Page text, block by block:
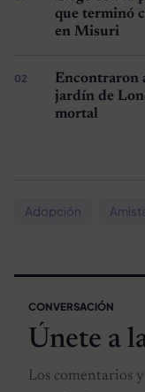
que terminó
en Misuri
Encontraron
jardín de
mortal
Adopción
CONVERSACIÓN
Únete a
Los comentarios